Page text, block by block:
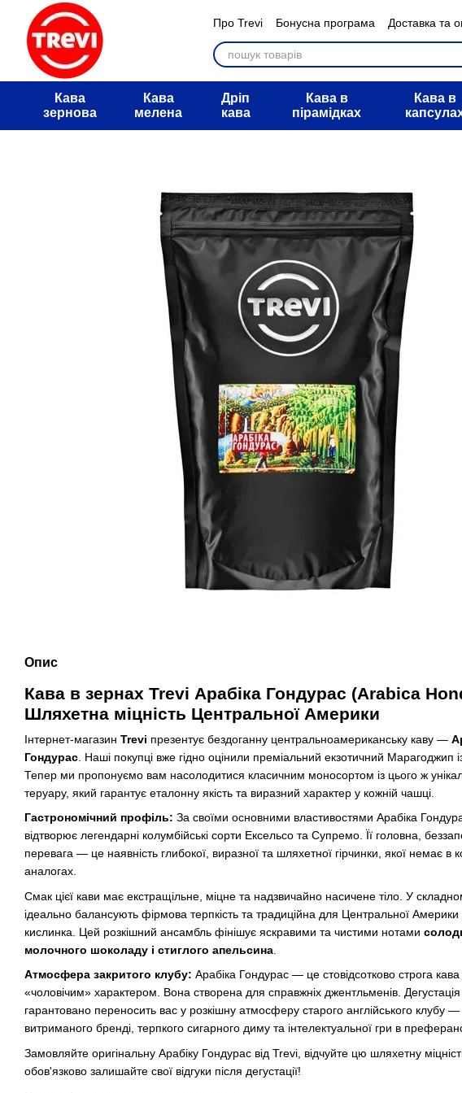
Перейти к основному контенту
Про Trevi Бонусна програма Доставка та
Мегарозіграш АТБ
Обмін та повернення
Питання та відповіді
Кава
зернова
Кава
мелена
Дріп
кава
Кава в
пірамідках
Кава в
Опис
Кава в зернах Trevi Арабіка Гондурас (Arabica
Шляхетна міцність Центральної Америки
Інтернет-магазин Trevi презентує бездоганну центральноамериканську каву —
Гондурас . Наші покупці вже гідно оцінили преміальний екзотичний Марагоджип із
Тепер ми пропонуємо вам насолодитися класичним моносортом із цього ж
теруару, який гарантує еталонну якість та виразний характер у кожній чашці.
Гастрономічний профіль: За своїми основними властивостями Арабіка
відтворює легендарні колумбійські сорти Ексельсо та Супремо. Її головна,
перевага — це наявність глибокої, виразної та шляхетної гірчинки, якої немає в
аналогах.
Смак цієї кави має екстращільне, міцне та надзвичайно насичене тіло. У
ідеально балансують фірмова терпкість та традиційна для Центральної Америки
кислинка. Цей розкішний ансамбль фінішує яскравими та чистими нотами
молочного шоколаду і стиглого апельсина
Атмосфера закритого клубу: Арабіка Гондурас — це стовідсотково строга
«чоловічим» характером. Вона створена для справжніх джентльменів.
гарантовано переносить вас у розкішну атмосферу старого англійського клубу
витриманого бренді, терпкого сигарного диму та інтелектуальної гри в
Замовляйте оригінальну Арабіку Гондурас від Trevi, відчуйте цю шляхетну
обов'язково залишайте свої відгуки після дегустації!